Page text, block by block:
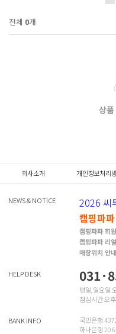
전체 0개
상
회사소개 개인정보처리
NEWS & NOTICE
2026 씨
캠핑파
캠핑파파 회
캠핑파파 리
매장위치 안
HELP DESK
평일,일요일
점심시간 오
BANK INFO
국민은행
하나은행